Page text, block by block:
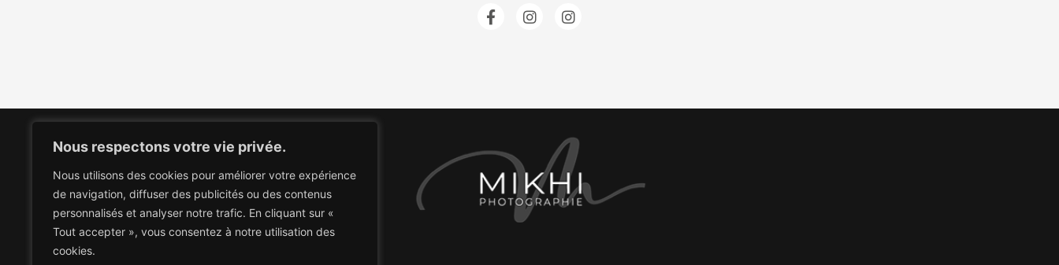
Nous respectons votre vie privée.
Nous utilisons des cookies pour améliorer votre expérience
de navigation, diffuser des publicités ou des contenus
personnalisés et analyser notre trafic. En cliquant sur «
Tout accepter », vous consentez à notre utilisation des
cookies.